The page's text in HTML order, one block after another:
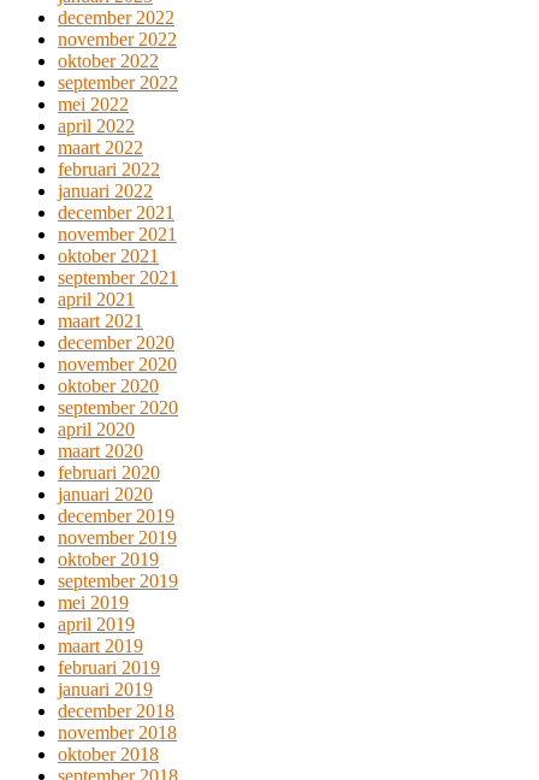
december 2022
november 2022
oktober 2022
september 2022
mei 2022
april 2022
maart 2022
februari 2022
januari 2022
december 2021
november 2021
oktober 2021
september 2021
april 2021
maart 2021
december 2020
november 2020
oktober 2020
september 2020
april 2020
maart 2020
februari 2020
januari 2020
december 2019
november 2019
oktober 2019
september 2019
mei 2019
april 2019
maart 2019
februari 2019
januari 2019
december 2018
november 2018
oktober 2018
september 2018